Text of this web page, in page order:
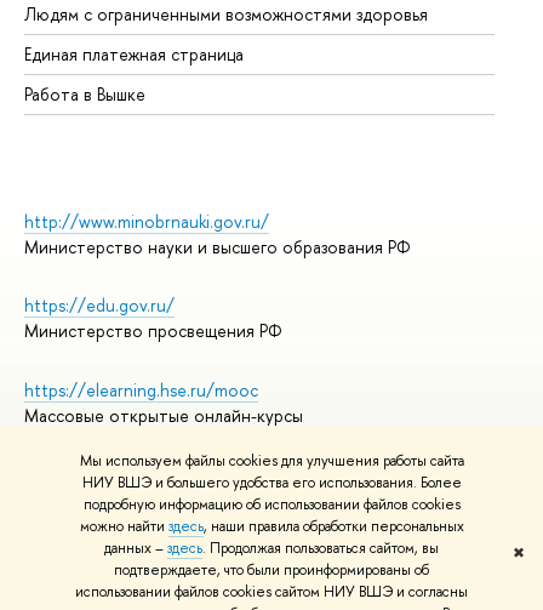
Мы используем файлы cookies для улучшения работы сайта
НИУ ВШЭ и большего удобства его использования. Более
подробную информацию об использовании файлов cookies
можно найти здесь, наши правила обработки персональных
данных –здесь. Продолжая пользоваться сайтом, вы
подтверждаете, что были проинформированы об
использовании файлов cookies сайтом НИУ ВШЭ и согласны
✖
Людям с ограниченными возможностями здоровья
Единая платежная страница
Работа в Вышке
http://www.minobrnauki.gov.ru/
Министерство науки и высшего образования РФ
https://edu.gov.ru/
Министерство просвещения РФ
https://elearning.hse.ru/mooc
Массовые открытые онлайн-курсы
© НИУ ВШЭ 1993–2026
Адреса и контакты
Условия использования материалов
Политика конфиденциальности
Правила применения рекомендательных технологий в НИУ ВШЭ